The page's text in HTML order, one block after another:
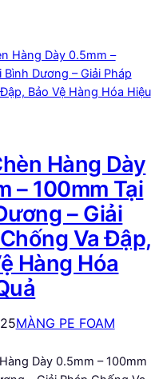
Hàng Dày
– 100mm Tại
– Giải
Va Đập,
Hàng Hóa
MÀNG PE FOAM
Dày 0.5mm – 100mm